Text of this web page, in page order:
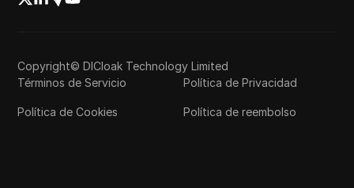
Copyright© DICloak Technology Limited
Términos de Servicio
Política de Privacidad
Política de Cookies Política de reembolso